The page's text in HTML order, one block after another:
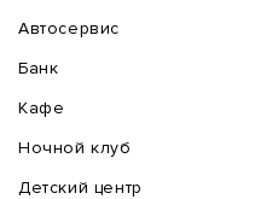
Автосервис
Банк
Кафе
Ночной клуб
Детский центр